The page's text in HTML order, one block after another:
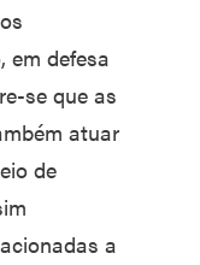
em defesa
se que as
atuar
de
a